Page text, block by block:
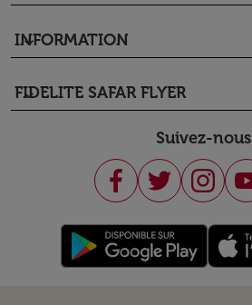
INFORMATION
keyboard_arrow_down
FIDELITE SAFAR FLYER
keyboard_arrow_down
Suivez-nous